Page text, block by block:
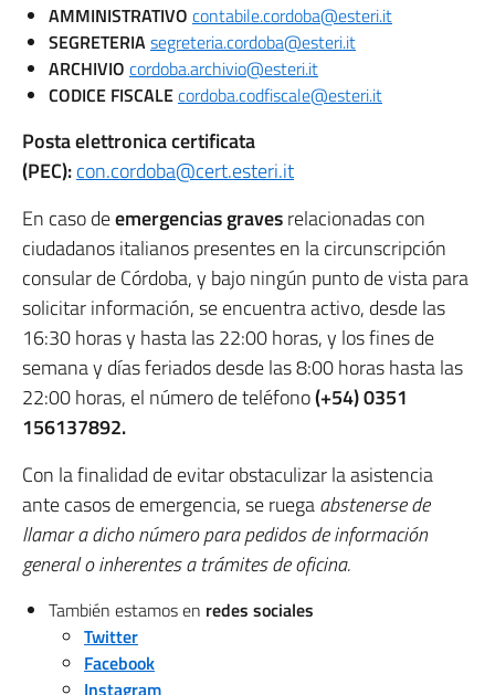
AMMINISTRATIVO contabile.cordoba@esteri.it
SEGRETERIAsegreteria.cordoba@esteri.it
ARCHIVIO cordoba.archivio@esteri.it
CODICE FISCALEcordoba.codfiscale@esteri.it
Posta elettronica certificata
(PEC):con.cordoba@cert.esteri.it
En caso deemergencias gravesrelacionadas con
ciudadanos italianos presentes en la circunscripción
consular de Córdoba, y bajo ningún punto de vista para
solicitar información, se encuentra activo, desde las
16:30 horas y hasta las 22:00 horas, y los fines de
semana y días feriados desde las 8:00 horas hasta las
22:00 horas, el número de teléfono(+54) 0351
156137892.
Con la finalidad de evitar obstaculizar la asistencia
ante casos de emergencia, se ruegaabstenerse de
llamar a dicho número para pedidos de información
general o inherentes a trámites de oficina.
También estamos en redes sociales
Twitter
Facebook
Instagram